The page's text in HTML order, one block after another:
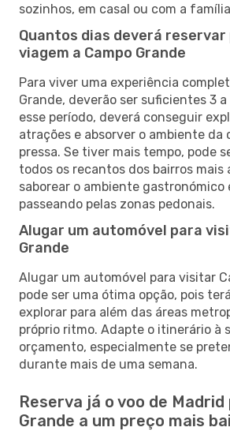
sozinhos, em casal ou com a
Quantos dias deverá reservar
viagem a Campo Grande
Para viver uma experiência
Grande, deverão ser suficientes 3
esse período, deverá conseguir
atrações e absorver o ambiente da
pressa. Se tiver mais tempo, pode
todos os recantos dos bairros mais
saborear o ambiente gastronómico
passeando pelas zonas pedonais.
Alugar um automóvel para
Grande
Alugar um automóvel para visitar
pode ser uma ótima opção, pois
explorar para além das áreas
próprio ritmo. Adapte o itinerário à
orçamento, especialmente se
durante mais de uma semana.
Reserva já o voo de Madrid
Grande a um preço mais